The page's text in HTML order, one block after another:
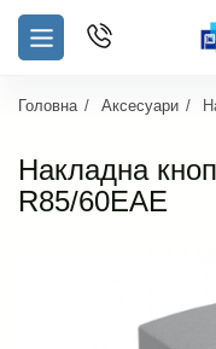
Головна Аксесуари
Накладна
R85/60EAE